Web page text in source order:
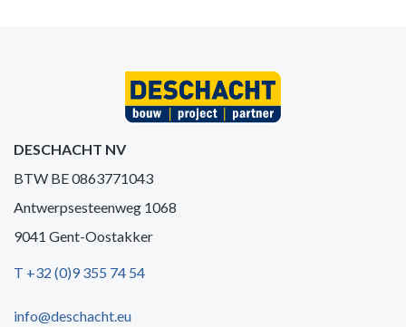
DESCHACHT NV
BTW BE 0863771043
Antwerpsesteenweg 1068
9041 Gent-Oostakker
T +32 (0)9 355 74 54
info@deschacht.eu